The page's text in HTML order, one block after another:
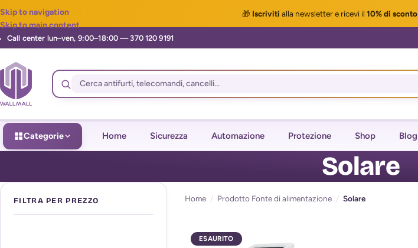
🎁 Iscriviti alla newslettere ricevi il 10% di sconto
Skip to navigation
Skip to main content
Categorie Home Sicurezza Automazione Protezione Shop Blog
Solare
FILTRA PER PREZZO Home / Prodotto Fonte di alimentazione / Solare
ESAURITO